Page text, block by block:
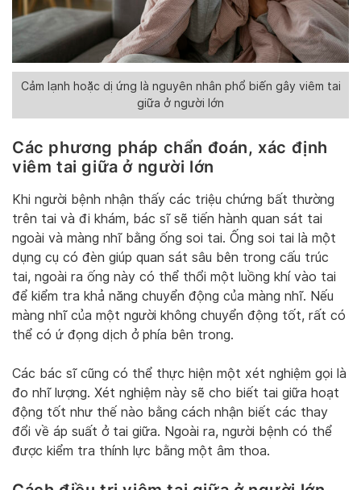
Cảm lạnh hoặc dị ứng là nguyên nhân phổ biến gây viêm tai
giữa ở người lớn
Các phương pháp chẩn đoán, xác định
viêm tai giữa ở người lớn
Khi người bệnh nhận thấy các triệu chứng bất thường
trên tai và đi khám, bác sĩ sẽ tiến hành quan sát tai
ngoài và màng nhĩ bằng ống soi tai. Ống soi tai là một
dụng cụ có đèn giúp quan sát sâu bên trong cấu trúc
tai, ngoài ra ống này có thể thổi một luồng khí vào tai
để kiểm tra khả năng chuyển động của màng nhĩ. Nếu
màng nhĩ của một người không chuyển động tốt, rất có
thể có ứ đọng dịch ở phía bên trong.
Các bác sĩ cũng có thể thực hiện một xét nghiệm gọi là
đo nhĩ lượng. Xét nghiệm này sẽ cho biết tai giữa hoạt
động tốt như thế nào bằng cách nhận biết các thay
đổi về áp suất ở tai giữa. Ngoài ra, người bệnh có thể
được kiểm tra thính lực bằng một âm thoa.